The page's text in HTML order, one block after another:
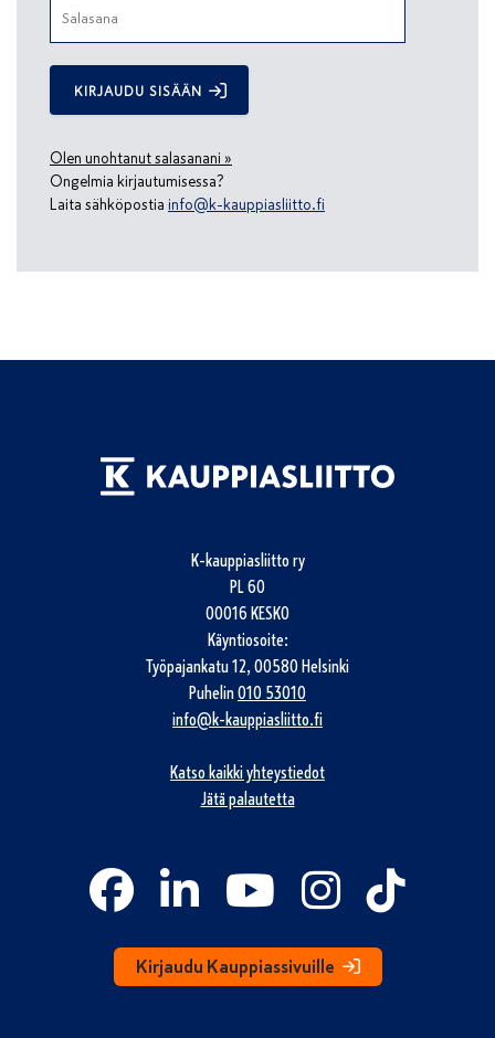
KIRJAUDU SISÄÄN
Olen unohtanut salasanani »
Ongelmia kirjautumisessa?
Laita sähköpostia info@k-kauppiasliitto.fi
K-kauppiasliitto ry
PL 60
00016 KESKO
Käyntiosoite:
Työpajankatu 12, 00580 Helsinki
Puhelin010 53010
info@k-kauppiasliitto.fi
Katso kaikki yhteystiedot
Jätä palautetta
Kirjaudu Kauppiassivuille